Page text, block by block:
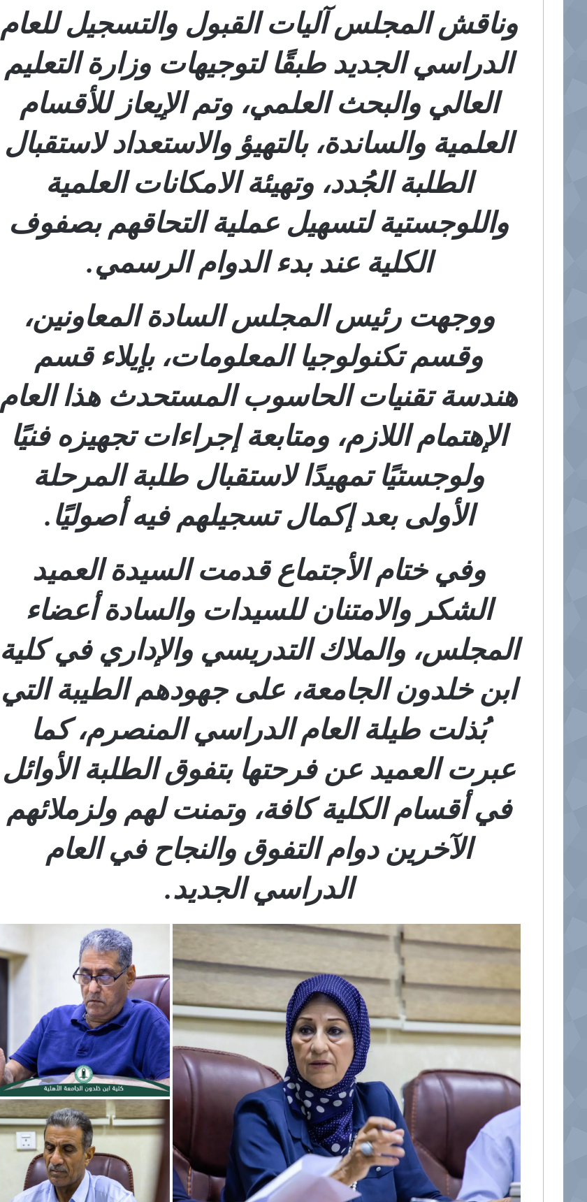
وناقش المجلس آليات القبول والتسجيل للعام
الدراسي الجديد طبقًا لتوجيهات وزارة التعليم
العالي والبحث العلمي، وتم الإيعاز للأقسام
العلمية والساندة، بالتهيؤ والاستعداد لاستقبال
الطلبة الجُدد، وتهيئة الامكانات العلمية
واللوجستية لتسهيل عملية التحاقهم بصفوف
الكلية عند بدء الدوام الرسمي.
ووجهت رئيس المجلس السادة المعاونين،
وقسم تكنولوجيا المعلومات، بإيلاء قسم
هندسة تقنيات الحاسوب المستحدث هذا العام
الإهتمام اللازم، ومتابعة إجراءات تجهيزه فنيًا
ولوجستيًا تمهيدًا لاستقبال طلبة المرحلة
الأولى بعد إكمال تسجيلهم فيه أصوليًا.
وفي ختام الأجتماع قدمت السيدة العميد
الشكر والامتنان للسيدات والسادة أعضاء
المجلس، والملاك التدريسي والإداري في كلية
ابن خلدون الجامعة، على جهودهم الطيبة التي
بُذلت طيلة العام الدراسي المنصرم، كما
عبرت العميد عن فرحتها بتفوق الطلبة الأوائل
في أقسام الكلية كافة، وتمنت لهم ولزملائهم
الآخرين دوام التفوق والنجاح في العام
الدراسي الجديد.